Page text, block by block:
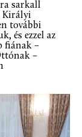
sarkall
Királyi
további
és ezzel az
fiának –
–